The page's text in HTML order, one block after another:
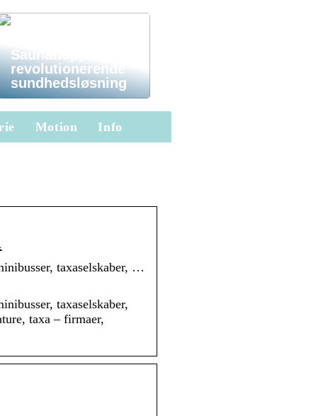
Saunatæppe er en
revolutionerende
sundhedsløsning
Motion Info
taxaselskaber, …
taxaselskaber,
taxa – firmaer,